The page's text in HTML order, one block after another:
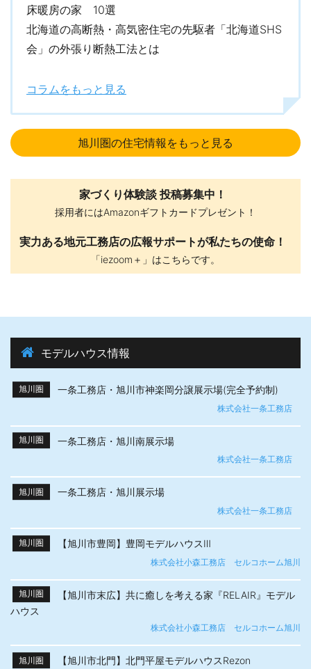
おうちお家（シックハウス対策）
・第1種換気と併用することでよりきれいな空気環境を実現いたし
ます
坂下ハウスだからこそ提供できるおうちがあります。
・建物保障20年（最長60年まで延長可能※条件あり）
・設備保障10年
① 24時間365日対応のコールセンター
② 修理費・出張費が何度でも無料
急な故障やトラブルにも一早く対応できる環境体制が整っており
ます。
床暖房の家 10選
北海道の高断熱・高気密住宅の先駆者「北海道SHS
会」の外張り断熱工法とは
コラムをもっと見る
旭川圏の住宅情報をもっと見る
家づくり体験談 投稿募集中！
採用者にはAmazonギフトカードプレゼント！
実力ある地元工務店の広報サポートが私たちの使命！
「iezoom＋」はこちらです。
モデルハウス情報
旭川圏 一条工務店・旭川市神楽岡分譲展示場(完全予約制)
株式会社一条工務店
旭川圏 一条工務店・旭川南展示場
株式会社一条工務店
旭川圏 一条工務店・旭川展示場
株式会社一条工務店
旭川圏 【旭川市豊岡】豊岡モデルハウスⅢ
株式会社小森工務店 セルコホーム旭川
旭川圏
【旭川市末広】共に癒しを考える家『RELAIR』モデル
ハウス
株式会社小森工務店 セルコホーム旭川
旭川圏 【旭川市北門】北門平屋モデルハウスRezon